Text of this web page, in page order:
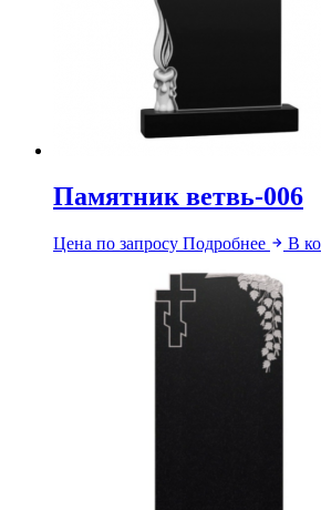
Памятник ветвь-006
Цена по запросу Подробнее В